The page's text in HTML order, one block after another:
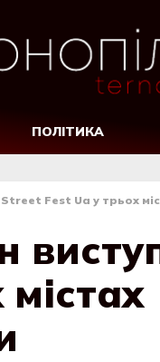
ПОЛІТИКА
Fest Ua у трьох